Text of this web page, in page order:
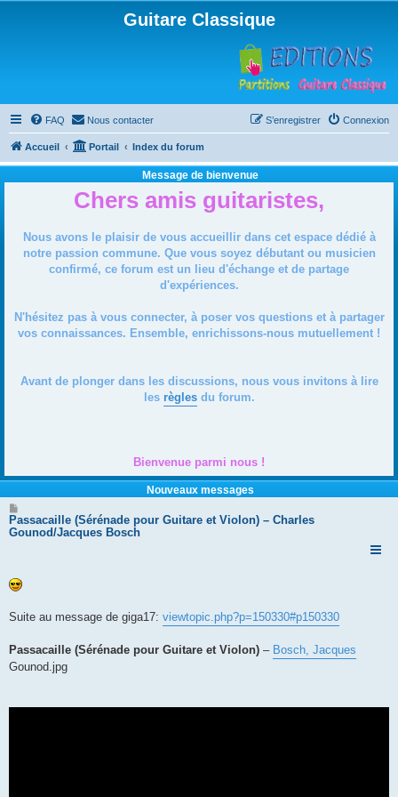
Guitare Classique
FAQ Nous contacter Connexion
S’enregistrer
Accueil Portail Index du forum
Message de bienvenue
Chers amis guitaristes,
Nous avons le plaisir de vous accueillir dans cet espace dédié à
notre passion commune. Que vous soyez débutant ou musicien
confirmé, ce forum est un lieu d'échange et de partage
d'expériences.
N'hésitez pas à vous connecter, à poser vos questions et à partager
vos connaissances. Ensemble, enrichissons-nous mutuellement !
Avant de plonger dans les discussions, nous vous invitons à lire
les règlesdu forum.
Bienvenue parmi nous !
Nouveaux messages
e
s
e
Passacaille (Sérénade pour Guitare et Violon) – Charles
Gounod/Jacques Bosch
Suite au message de giga17: viewtopic.php?p=150330#p150330
Passacaille (Sérénade pour Guitare et Violon) – Bosch, Jacques
Gounod.jpg